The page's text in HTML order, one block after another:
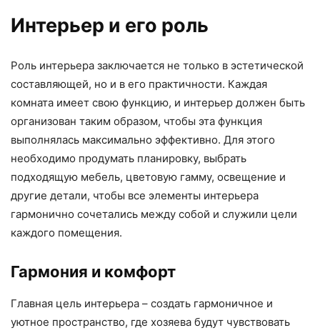
Интерьер и его роль
Роль интерьера заключается не только в эстетической
составляющей, но и в его практичности. Каждая
комната имеет свою функцию, и интерьер должен быть
организован таким образом, чтобы эта функция
выполнялась максимально эффективно. Для этого
необходимо продумать планировку, выбрать
подходящую мебель, цветовую гамму, освещение и
другие детали, чтобы все элементы интерьера
гармонично сочетались между собой и служили цели
каждого помещения.
Гармония и комфорт
Главная цель интерьера – создать гармоничное и
уютное пространство, где хозяева будут чувствовать